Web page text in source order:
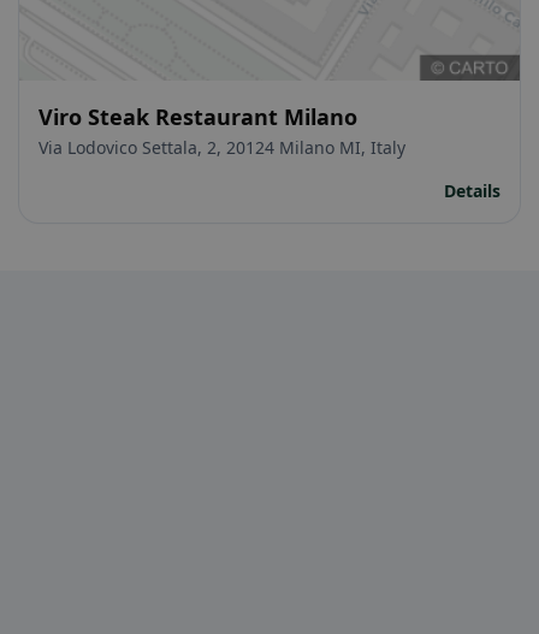
Viro Steak Restaurant Milano
Via Lodovico Settala, 2, 20124 Milano MI, Italy
Details